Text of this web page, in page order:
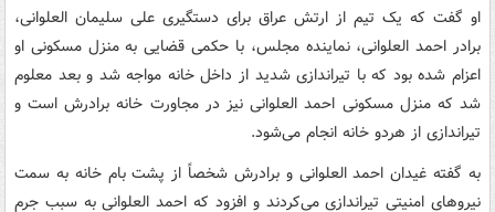
او گفت که یک تیم از ارتش عراق برای دستگیری علی سلیمان العلوانی،
برادر احمد العلوانی، نماینده مجلس، با حکمی قضایی به منزل مسکونی او
اعزام شده بود که با تیراندازی شدید از داخل خانه مواجه شد و بعد معلوم
شد که منزل مسکونی احمد العلوانی نیز در مجاورت خانه برادرش است و
تیراندازی از هردو خانه انجام می‌شود.
به گفته غیدان احمد العلوانی و برادرش شخصاً از پشت بام خانه به سمت
نیروهای امنیتی تیراندازی می‌کردند و افزود که احمد العلوانی به سبب جرم